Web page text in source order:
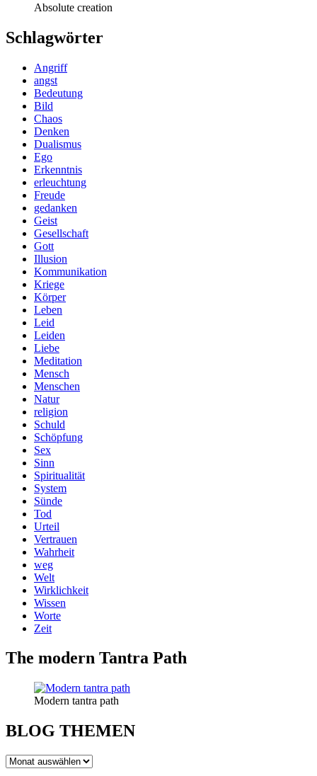
Absolute creation
Schlagwörter
Angriff
angst
Bedeutung
Bild
Chaos
Denken
Dualismus
Ego
Erkenntnis
erleuchtung
Freude
gedanken
Geist
Gesellschaft
Gott
Illusion
Kommunikation
Kriege
Körper
Leben
Leid
Leiden
Liebe
Meditation
Mensch
Menschen
Natur
religion
Schuld
Schöpfung
Sex
Sinn
Spiritualität
System
Sünde
Tod
Urteil
Vertrauen
Wahrheit
weg
Welt
Wirklichkeit
Wissen
Worte
Zeit
The modern Tantra Path
Modern tantra path
BLOG THEMEN
BLOG